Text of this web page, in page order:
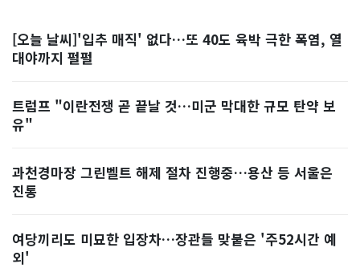
[오늘 날씨]'입추 매직' 없다…또 40도 육박 극한 폭염, 열
대야까지 펄펄
트럼프 "이란전쟁 곧 끝날 것…미군 막대한 규모 탄약 보
유"
과천경마장 그린벨트 해제 절차 진행중…용산 등 서울은
진통
여당끼리도 미묘한 입장차…장관들 맞붙은 '주52시간 예
외'